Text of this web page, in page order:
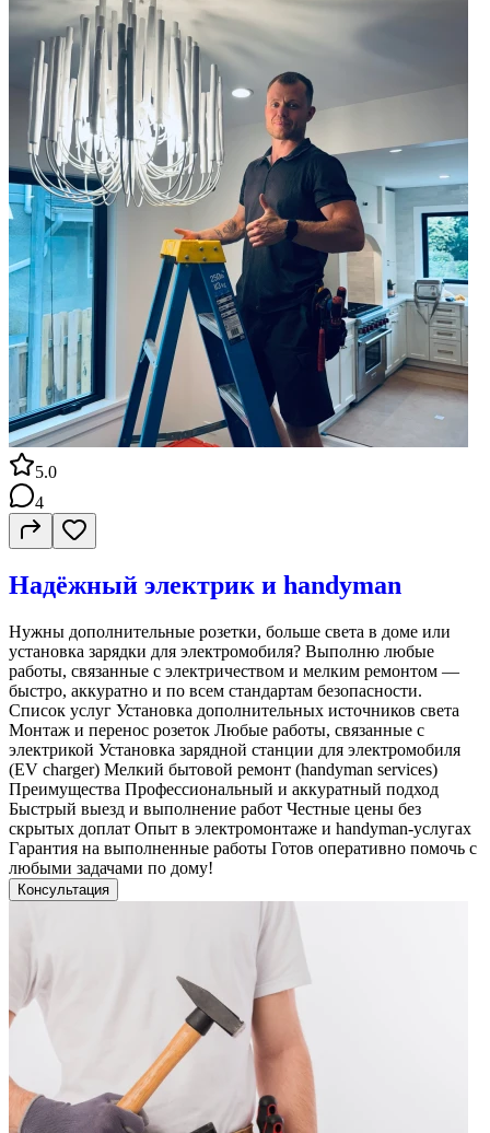
5.0
4
Надёжный электрик и handyman
Нужны дополнительные розетки, больше света в доме или
установка зарядки для электромобиля? Выполню любые
работы, связанные с электричеством и мелким ремонтом —
быстро, аккуратно и по всем стандартам безопасности.
Список услуг Установка дополнительных источников света
Монтаж и перенос розеток Любые работы, связанные с
электрикой Установка зарядной станции для электромобиля
(EV charger) Мелкий бытовой ремонт (handyman services)
Преимущества Профессиональный и аккуратный подход
Быстрый выезд и выполнение работ Честные цены без
скрытых доплат Опыт в электромонтаже и handyman-услугах
Гарантия на выполненные работы Готов оперативно помочь с
любыми задачами по дому!
Консультация